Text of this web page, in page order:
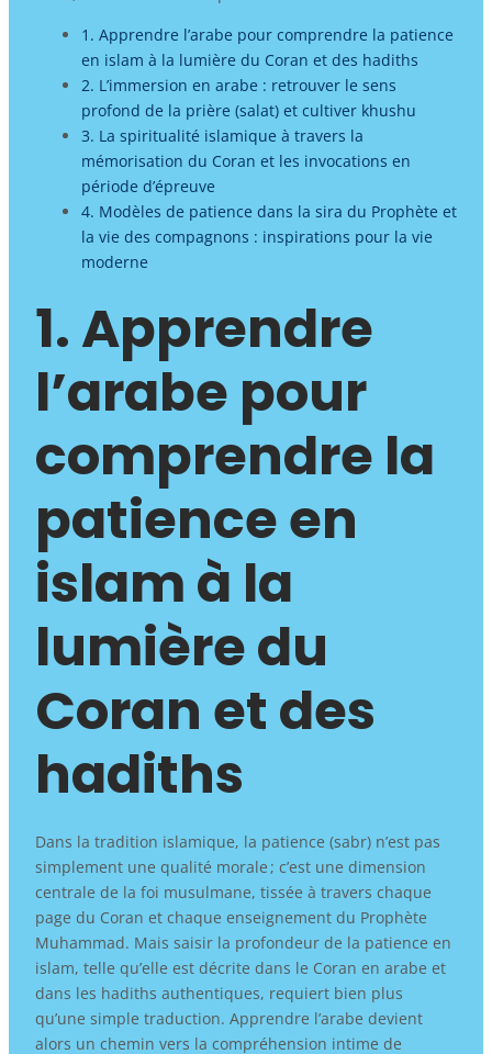
1. Apprendre l’arabe pour comprendre la patience
en islam à la lumière du Coran et des hadiths
2. L’immersion en arabe : retrouver le sens
profond de la prière (salat) et cultiver khushu
3. La spiritualité islamique à travers la
mémorisation du Coran et les invocations en
période d’épreuve
4. Modèles de patience dans la sira du Prophète et
la vie des compagnons : inspirations pour la vie
moderne
1. Apprendre
l’arabe pour
comprendre la
patience en
islam à la
lumière du
Coran et des
hadiths
Dans la tradition islamique, la patience (sabr) n’est pas
simplement une qualité morale ; c’est une dimension
centrale de la foi musulmane, tissée à travers chaque
page du Coran et chaque enseignement du Prophète
Muhammad. Mais saisir la profondeur de la patience en
islam, telle qu’elle est décrite dans le Coran en arabe et
dans les hadiths authentiques, requiert bien plus
qu’une simple traduction. Apprendre l’arabe devient
alors un chemin vers la compréhension intime de